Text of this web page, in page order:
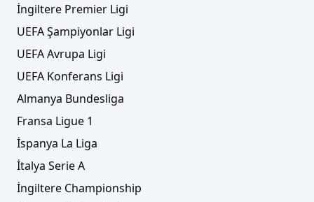
İngiltere Premier Ligi
UEFA Şampiyonlar Ligi
UEFA Avrupa Ligi
UEFA Konferans Ligi
Almanya Bundesliga
Fransa Ligue 1
İspanya La Liga
İtalya Serie A
İngiltere Championship